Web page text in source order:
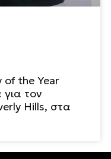
of the Year
τον
Hills, στα